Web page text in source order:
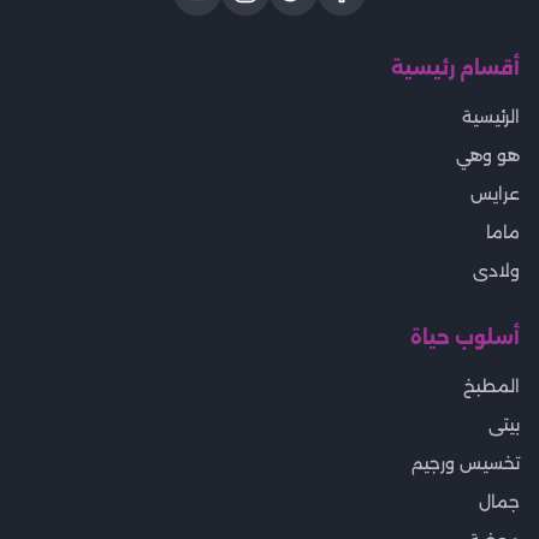
أقسام رئيسية
الرئيسية
هو وهي
عرايس
ماما
ولادى
أسلوب حياة
المطبخ
بيتى
تخسيس ورجيم
جمال